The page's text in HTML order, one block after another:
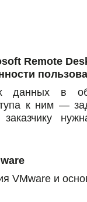
Remote
данных в
к ним —
к
Desktop
VMware и